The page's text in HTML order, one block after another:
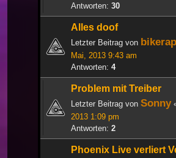
Antworten: 30
Alles doof
Letzter Beitrag von
Mai, 2013 9:43 am
Antworten: 4
Problem mit Treiber
Letzter Beitrag von Sonny
2013 1:09 pm
Antworten: 2
Phoenix Live verliert